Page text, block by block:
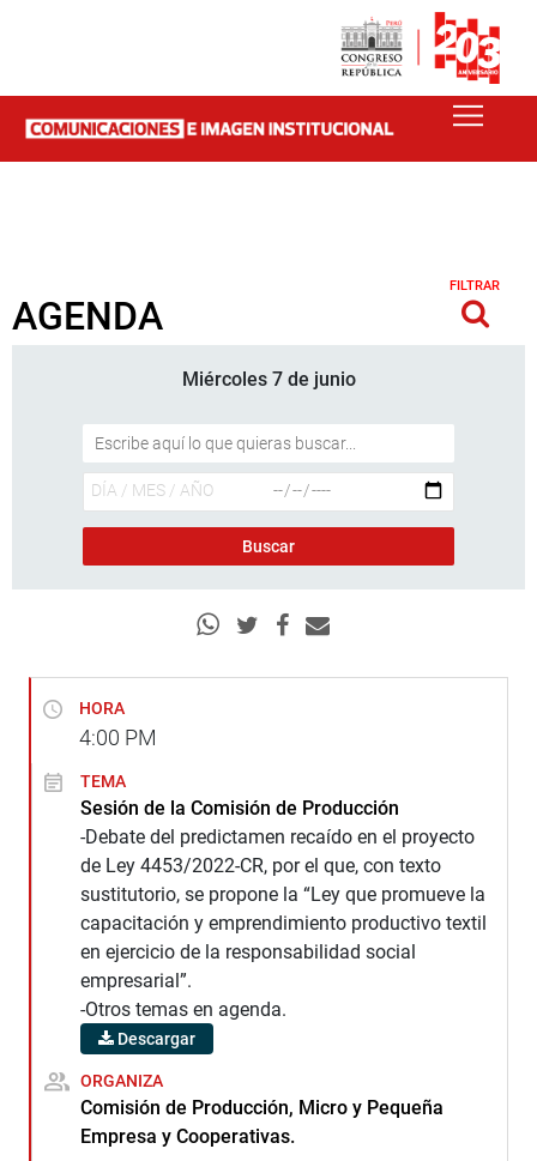
AGENDA
FILTRAR
Miércoles 7 de junio
HORA
4:00 PM
TEMA
Sesión de la Comisión de Producción
-Debate del predictamen recaído en el proyecto
de Ley 4453/2022-CR, por el que, con texto
sustitutorio, se propone la “Ley que promueve la
capacitación y emprendimiento productivo textil
en ejercicio de la responsabilidad social
empresarial”.
-Otros temas en agenda.
Descargar
ORGANIZA
Comisión de Producción, Micro y Pequeña
Empresa y Cooperativas.